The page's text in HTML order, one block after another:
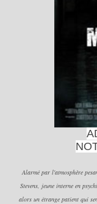
Alarmé par l'atmosphère
Stevens, jeune interne en
alors un étrange patient qui